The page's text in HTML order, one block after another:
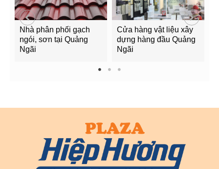
Nhà phân phối gạch
ngói, sơn tại Quảng
Ngãi
Cửa hàng vật liệu xây
dựng hàng đầu Quảng
Ngãi
1 2 3